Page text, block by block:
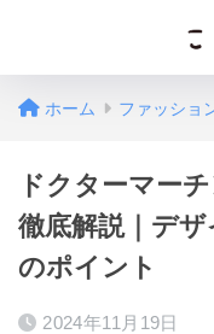
ホーム ファッショ
ドクターマー
徹底解説｜デ
のポイント
2024年11月19日